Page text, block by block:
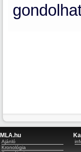
MLA.hu
Ajánló
Kronológia